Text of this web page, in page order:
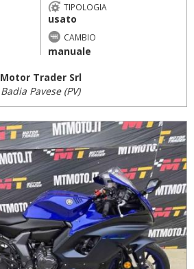
TIPOLOGIA
usato
CAMBIO
manuale
Motor Trader Srl
Badia Pavese (PV)